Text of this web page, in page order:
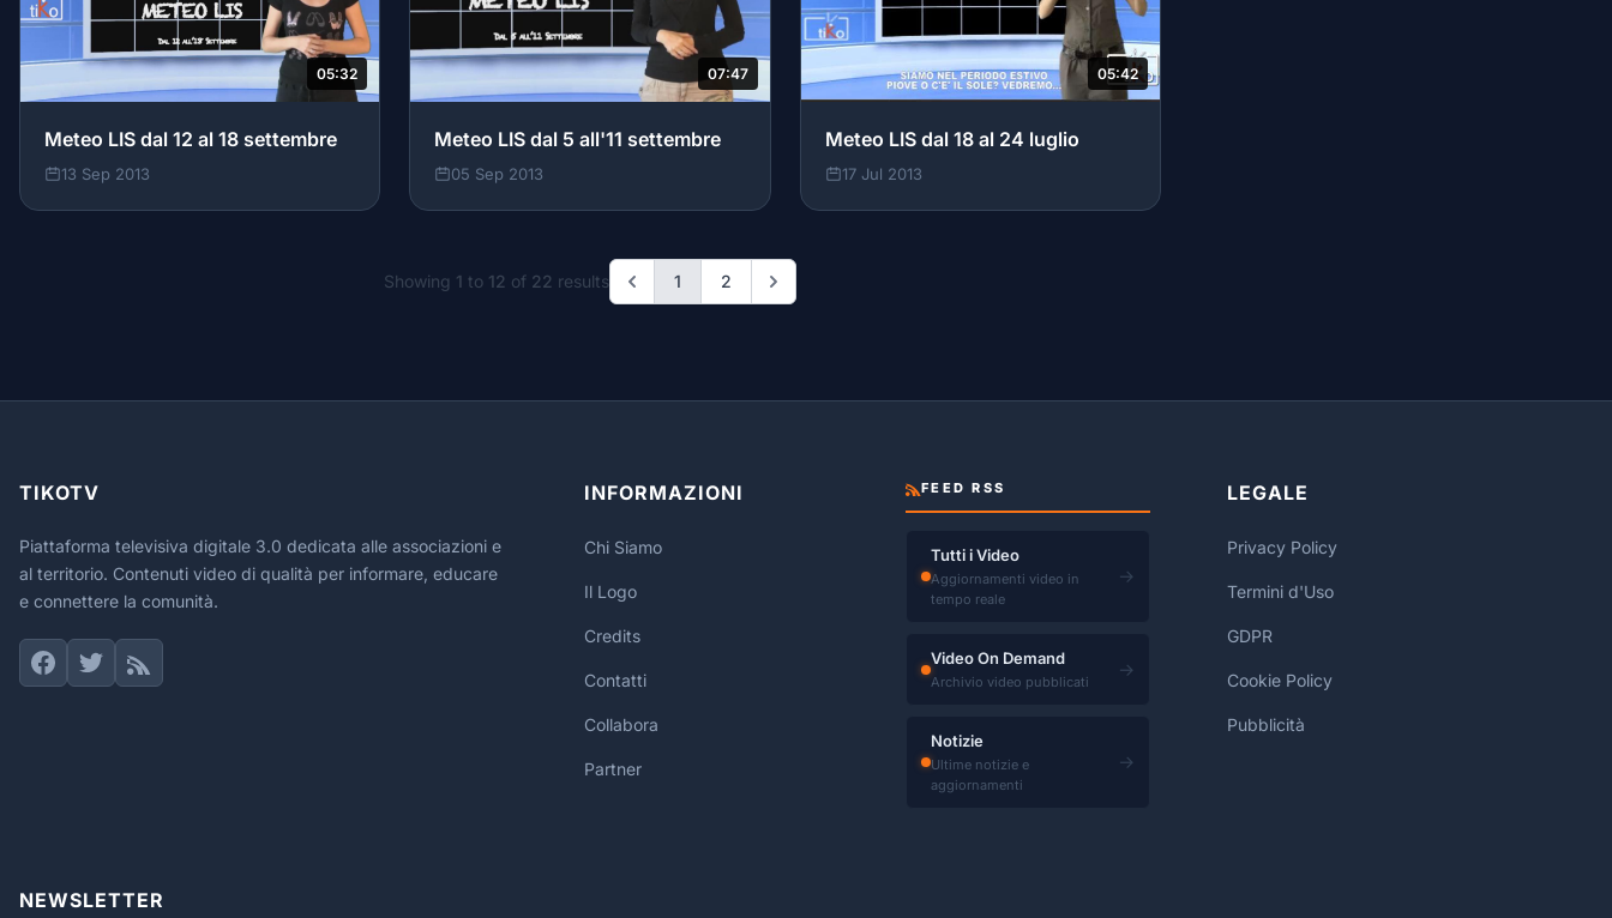
05:32
Meteo LIS dal 12 al 18 settembre
13 Sep 2013
07:47
Meteo LIS dal 5 all'11 settembre
05 Sep 2013
05:42
Meteo LIS dal 18 al 24 luglio
17 Jul 2013
Showing 1 to 12 of 22 results 1 2
TIKOTV
Piattaforma televisiva digitale 3.0 dedicata alle associazioni e
al territorio. Contenuti video di qualità per informare, educare
e connettere la comunità.
INFORMAZIONI
Chi Siamo
Il Logo
Credits
Contatti
Collabora
Partner
FEED RSS
Tutti i Video
Aggiornamenti video in
tempo reale
→
Video On Demand
Archivio video pubblicati
→
Notizie
Ultime notizie e
aggiornamenti
→
LEGALE
Privacy Policy
Termini d'Uso
GDPR
Cookie Policy
Pubblicità
NEWSLETTER